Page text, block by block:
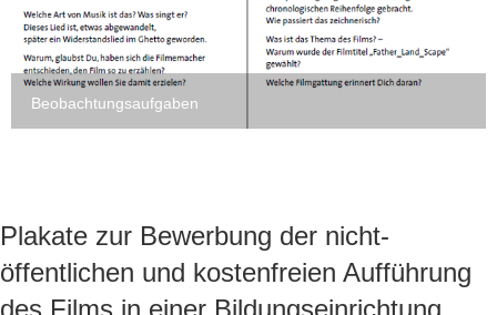
Beobachtungsaufgaben
Plakate zur Bewerbung der nicht-
öffentlichen und kostenfreien Aufführung